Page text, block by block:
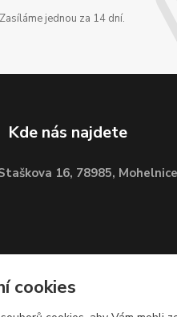
jednou za 14 dní.
Kde nás najdete
16, 78985, Mohelnice
cookies